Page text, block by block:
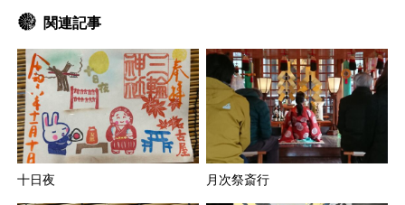
関連記事
十日夜 月次祭斎行